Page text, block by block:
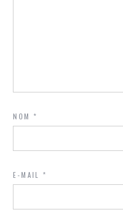
NOM*
E-MAIL*